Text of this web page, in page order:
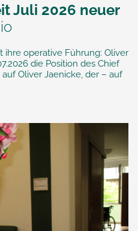
Juli 2026 neuer
ihre operative Führung: Oliver
die Position des Chief
auf Oliver Jaenicke, der – auf